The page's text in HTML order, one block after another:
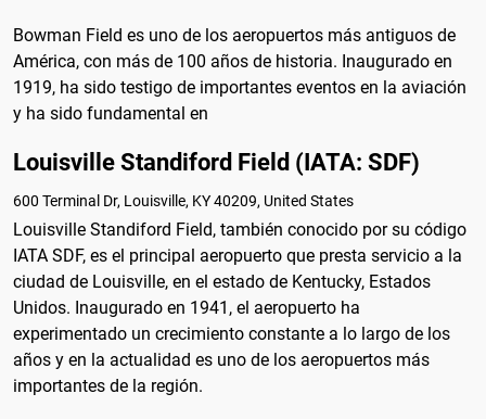
Bowman Field es uno de los aeropuertos más antiguos de
América, con más de 100 años de historia. Inaugurado en
1919, ha sido testigo de importantes eventos en la aviación
y ha sido fundamental en
Louisville Standiford Field (IATA: SDF)
600 Terminal Dr, Louisville, KY 40209, United States
Louisville Standiford Field, también conocido por su código
IATA SDF, es el principal aeropuerto que presta servicio a la
ciudad de Louisville, en el estado de Kentucky, Estados
Unidos. Inaugurado en 1941, el aeropuerto ha
experimentado un crecimiento constante a lo largo de los
años y en la actualidad es uno de los aeropuertos más
importantes de la región.